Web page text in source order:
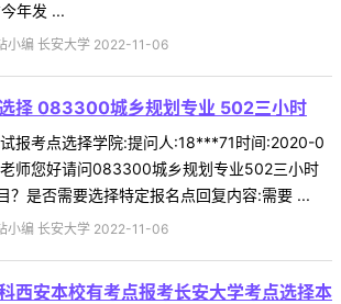
年发 ...
小编 长安大学 2022-11-06
择 083300城乡规划专业 502三小时
报考点选择学院:提问人:18***71时间:2020-0
师您好请问083300城乡规划专业502三小时
？是否需要选择特定报名点回复内容:需要 ...
小编 长安大学 2022-11-06
西安本校有考点报考长安大学考点选择本